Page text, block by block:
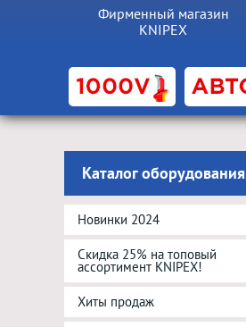
Фирменный магазин
KNIPEX
Каталог оборудования
Новинки 2024
Скидка 25% на топовый
ассортимент KNIPEX!
Хиты продаж